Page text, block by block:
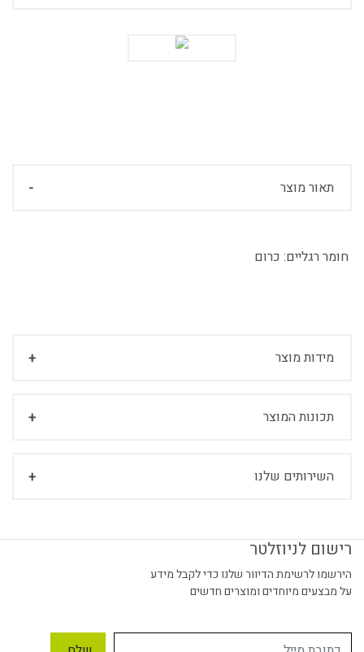
תאור מוצר
חומר רגליים: כרום
מידות מוצר
תכונות המוצר
השירותים שלנו
רישום לניוזלטר
הירשמו לרשימת הדיוור שלנו כדי לקבל מידע
על מבצעים מיוחדים ומוצרים חדשים